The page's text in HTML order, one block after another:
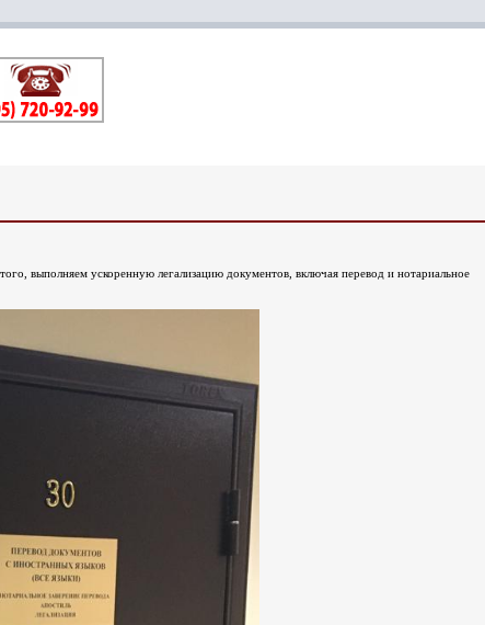
выполняем ускоренную легализацию документов, включая перевод и нотариальное